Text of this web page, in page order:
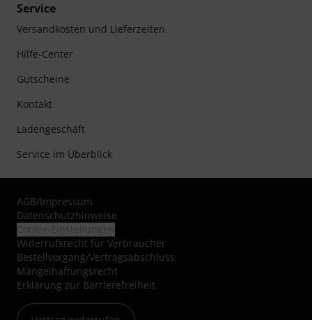
Service
Versandkosten und Lieferzeiten
Hilfe-Center
Gutscheine
Kontakt
Ladengeschäft
Service im Überblick
AGB/Impressum
Datenschutzhinweise
Widerrufsrecht für Verbraucher
Bestellvorgang/Vertragsabschluss
Mängelhaftungsrecht
Erklärung zur Barrierefreiheit